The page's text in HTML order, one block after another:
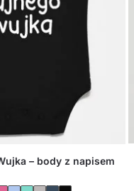
– body z napisem